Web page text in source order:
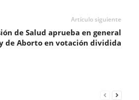
Artículo siguiente
de Salud aprueba en general
de Aborto en votación dividida